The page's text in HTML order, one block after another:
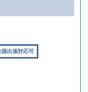
国出張対応可